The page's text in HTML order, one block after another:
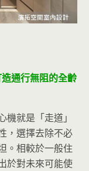
通行無阻的全齡
就是「走道」
，選擇去除不必
。相較於一般住
於對未來可能使